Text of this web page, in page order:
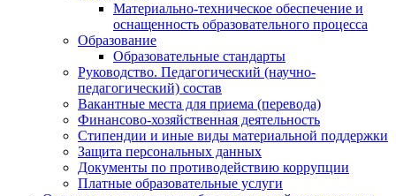
Материально-техническое обеспечение и
оснащенность образовательного процесса
Образование
Образовательные стандарты
Руководство. Педагогический (научно-
педагогический) состав
Вакантные места для приема (перевода)
Финансово-хозяйственная деятельность
Стипендии и иные виды материальной поддержки
Защита персональных данных
Документы по противодействию коррупции
Платные образовательные услуги